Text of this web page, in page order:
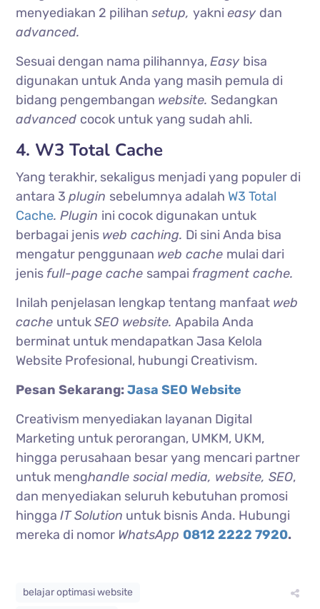
menyediakan 2 pilihansetup,yakni easy dan
advanced.
Sesuai dengan nama pilihannya,Easy bisa
digunakan untuk Anda yang masih pemula di
bidang pengembangan website. Sedangkan
advanced cocok untuk yang sudah ahli.
4. W3 Total Cache
Yang terakhir, sekaligus menjadi yang populer di
antara 3plugin sebelumnya adalah W3 Total
Cache. Plugin ini cocok digunakan untuk
berbagai jenis web caching. Di sini Anda bisa
mengatur penggunaan web cache mulai dari
jenis full-page cache sampai fragment cache.
Inilah penjelasan lengkap tentang manfaat web
cache untukSEO website.Apabila Anda
berminat untuk mendapatkan Jasa Kelola
Website Profesional, hubungi Creativism.
Pesan Sekarang:Jasa SEO Website
Creativism menyediakan layanan Digital
Marketing untuk perorangan, UMKM, UKM,
hingga perusahaan besar yang mencari partner
untuk menghandle social media, website, SEO,
dan menyediakan seluruh kebutuhan promosi
hinggaIT Solution untuk bisnis Anda. Hubungi
mereka di nomor WhatsApp 0812 2222 7920.
belajar optimasi website